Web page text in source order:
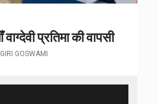
प्रतिमा की वापसी
GOSWAMI